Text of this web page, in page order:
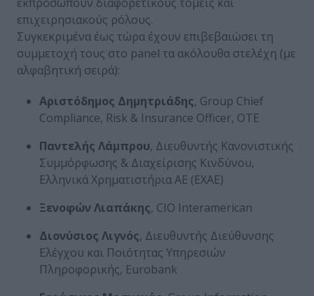
επιχειρησιακούς ρόλους.
Συγκεκριμένα έως τώρα έχουν επιβεβαιώσει τη
συμμετοχή τους στο panel τα ακόλουθα στελέχη (με
αλφαβητική σειρά):
Αριστόδημος Δημητριάδης, Group Chief
Compliance, Risk & Insurance Officer, OTE
Παντελής Λάμπρου, Διευθυντής Κανονιστικής
Συμμόρφωσης & Διαχείρισης Κινδύνου,
Ελληνικά Χρηματιστήρια ΑΕ (EXAE)
Ξενοφών Λιαπάκης, CIO Interamerican
Διονύσιος Λιγνός, Διευθυντής Διεύθυνσης
Ελέγχου και Ποιότητας Υπηρεσιών
Πληροφορικής, Eurobank